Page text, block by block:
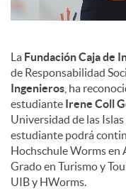
La Fundación Caja de
de Responsabilidad
Ingenieros , ha
estudiante Irene Coll
Universidad de las
estudiante podrá
Hochschule Worms en
Grado en Turismo y
UIB y HWorms.